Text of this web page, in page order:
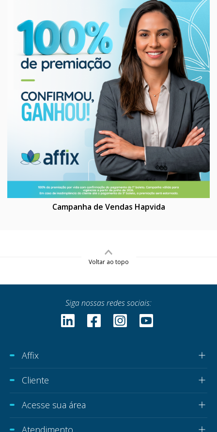
Campanha de Vendas Hapvida
Voltar ao topo
Siga nossas redes sociais:
Affix
Cliente
Acesse sua área